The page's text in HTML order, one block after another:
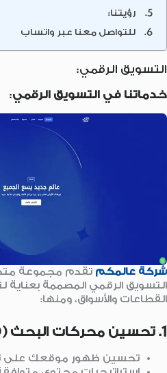
رؤيتنا:
للتواصل معنا عبر واتساب
التسويق الرقمي:
خدماتنا في التسويق الرقمي:
شركة عالمكم تقدم مجموعة
التسويق الرقمي المصممة
القطاعات والأسواق، ومنها:
1. تحسين محركات البحث (SEO)
تحسين ظهور موقعك على